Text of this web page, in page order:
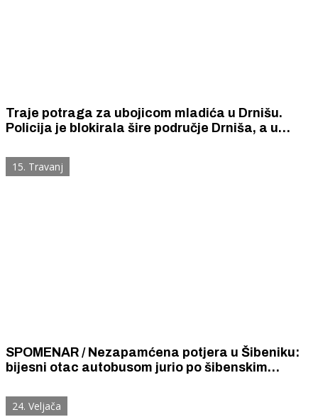
Traje potraga za ubojicom mladića u Drnišu.
Policija je blokirala šire područje Drniša, a u
15. Travanj
SPOMENAR / Nezapamćena potjera u Šibeniku:
bijesni otac autobusom jurio po šibenskim
24. Veljača